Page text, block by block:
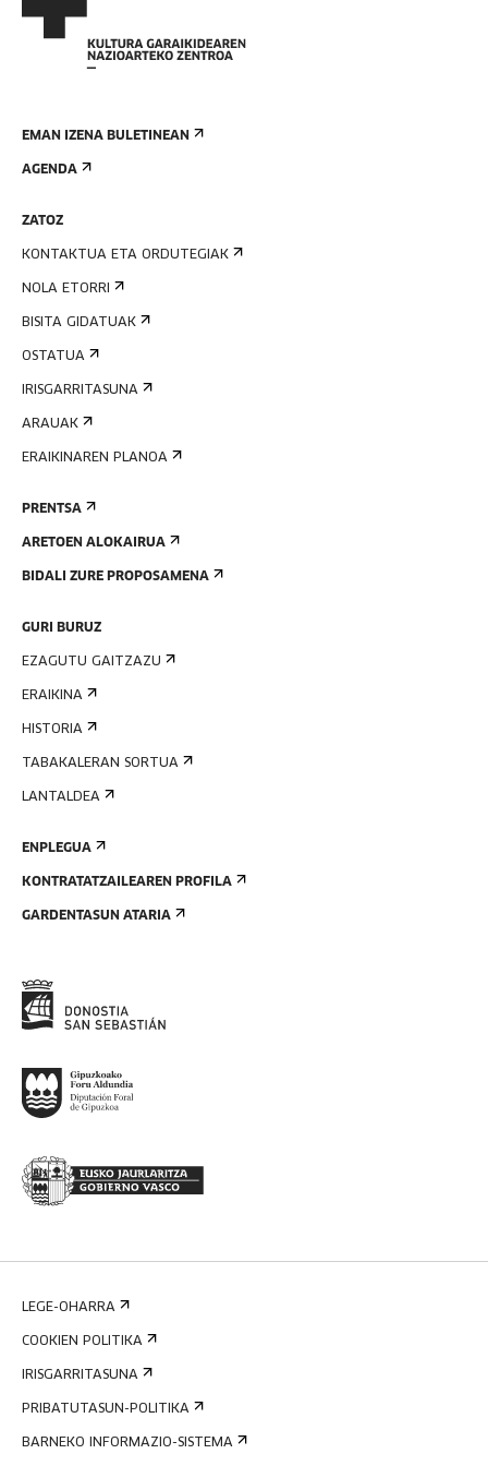
EMAN IZENA BULETINEAN
AGENDA
ZATOZ
KONTAKTUA ETA ORDUTEGIAK
NOLA ETORRI
BISITA GIDATUAK
OSTATUA
IRISGARRITASUNA
ARAUAK
ERAIKINAREN PLANOA
PRENTSA
ARETOEN ALOKAIRUA
BIDALI ZURE PROPOSAMENA
GURI BURUZ
EZAGUTU GAITZAZU
ERAIKINA
HISTORIA
TABAKALERAN SORTUA
LANTALDEA
ENPLEGUA
KONTRATATZAILEAREN PROFILA
GARDENTASUN ATARIA
LEGE-OHARRA
COOKIEN POLITIKA
IRISGARRITASUNA
PRIBATUTASUN-POLITIKA
BARNEKO INFORMAZIO-SISTEMA